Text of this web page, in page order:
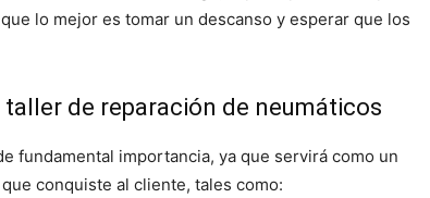
lo mejor es tomar un descanso y esperar que los
de reparación de neumáticos
fundamental importancia, ya que servirá como un
conquiste al cliente, tales como: